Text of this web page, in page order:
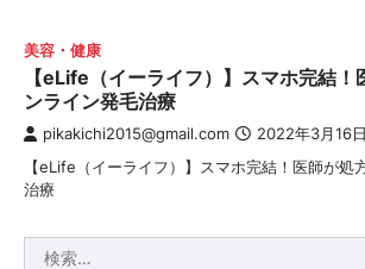
美容・健康
【eLife（イーライフ）】スマホ完結！
ンライン発毛治療
pikakichi2015@gmail.com 2022年3月16日
【eLife（イーライフ）】スマホ完結！医師が処
治療